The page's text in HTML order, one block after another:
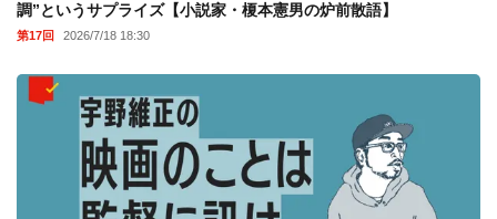
調”というサプライズ【小説家・榎本憲男の炉前散語】
第17回 2026/7/18 18:30